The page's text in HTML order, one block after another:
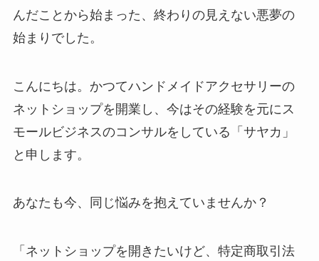
んだことから始まった、終わりの見えない悪夢の
始まりでした。
こんにちは。かつてハンドメイドアクセサリーの
ネットショップを開業し、今はその経験を元にス
モールビジネスのコンサルをしている「サヤカ」
と申します。
あなたも今、同じ悩みを抱えていませんか？
「ネットショップを開きたいけど、特定商取引法